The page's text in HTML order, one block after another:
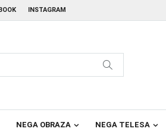
INSTAGRAM
NEGA OBRAZA NEGA TELESA